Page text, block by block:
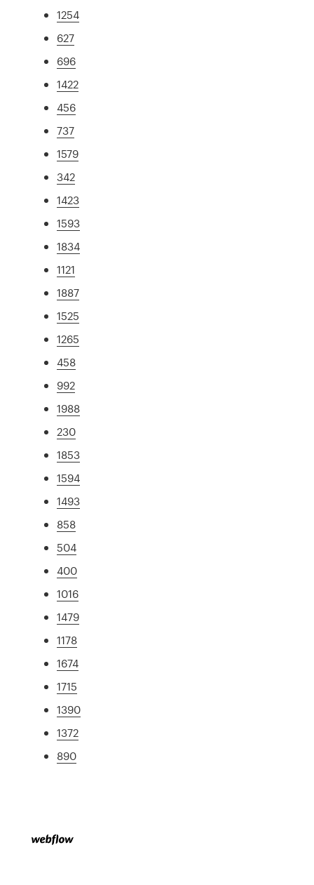
1254
627
696
1422
456
737
1579
342
1423
1593
1834
1121
1887
1525
1265
458
992
1988
230
1853
1594
1493
858
504
400
1016
1479
1178
1674
1715
1390
1372
890